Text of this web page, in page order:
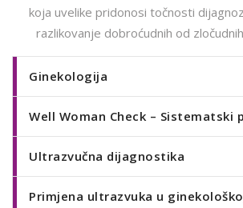
koja uvelike pridonosi točnosti
razlikovanje dobroćudnih od
Ginekologija
Well Woman Check – Sistematski
Ultrazvučna dijagnostika
Primjena ultrazvuka u